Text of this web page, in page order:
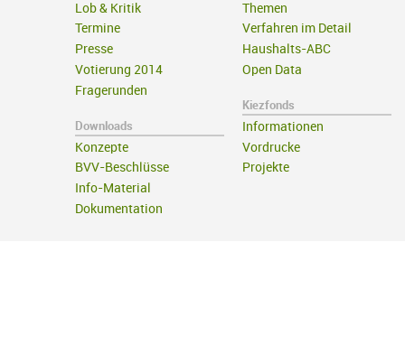
Lob & Kritik
Termine
Presse
Votierung 2014
Fragerunden
Downloads
Konzepte
BVV-Beschlüsse
Info-Material
Dokumentation
Themen
Verfahren im Detail
Haushalts-ABC
Open Data
Kiezfonds
Informationen
Vordrucke
Projekte